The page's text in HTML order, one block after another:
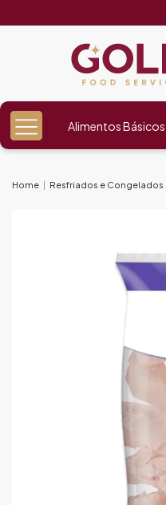
Alimentos Básicos
Home Resfriados e Congelados